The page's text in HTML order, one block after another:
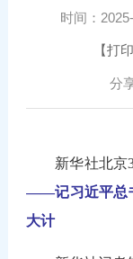
时间：
【打印
分
新华社北京
——记习近平总
大计